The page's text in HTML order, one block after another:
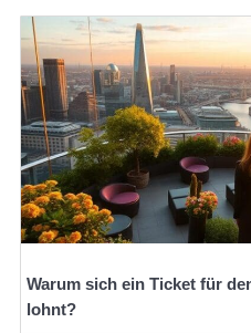
Warum sich ein Ticket für
lohnt?